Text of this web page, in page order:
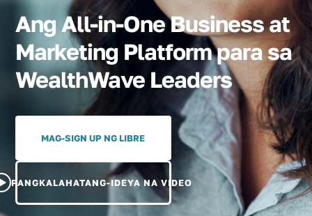
Ang All-in-One Business at
Marketing Platform para sa
WealthWave Leaders
MAG-SIGN UP NG LIBRE
PANGKALAHATANG-IDEYA NA VIDEO